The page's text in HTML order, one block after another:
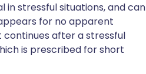
in stressful situations, and can
for no apparent
continues after a stressful
is prescribed for short